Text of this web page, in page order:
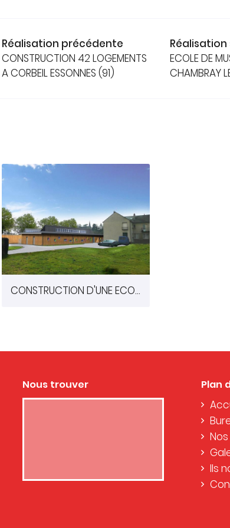
Réalisation précédente
CONSTRUCTION 42 LOGEMENTS
A CORBEIL ESSONNES (91)
ECOLE DE
CHAMBRAY
CONSTRUCTION D'UNE ECOLE MATERNELLE A MOULINS LE CARBONNEL (72)
Nous trouver Plan
Ils